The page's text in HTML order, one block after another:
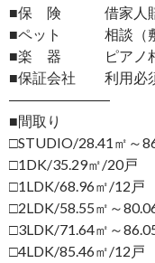
■保 険 借家人賠
■ペット 相談（敷
■楽 器 ピアノ相
■保証会社 利用必須
―――――――
■間取り
□STUDIO/28.41㎡～
□1DK/35.29㎡/20戸
□1LDK/68.96㎡/12戸
□2LDK/58.55㎡～
□3LDK/71.64㎡～
□4LDK/85.46㎡/12戸